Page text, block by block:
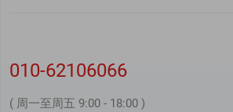
010-62106066
( 周一至周五 9:00 - 18:00 )